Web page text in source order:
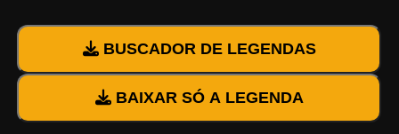
BUSCADOR DE LEGENDAS
BAIXAR SÓ A LEGENDA